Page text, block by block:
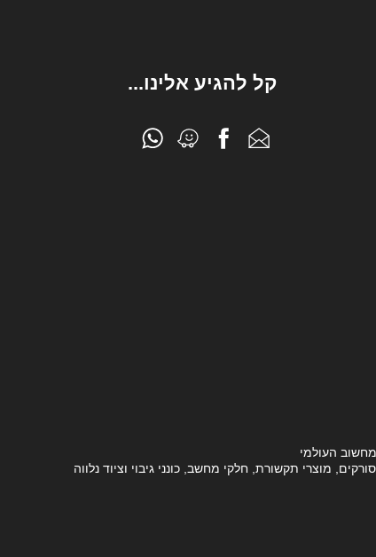
קל להגיע אלינו...
העולמי
מוצרי תקשורת, חלקי מחשב, כונני גיבוי וציוד נלווה